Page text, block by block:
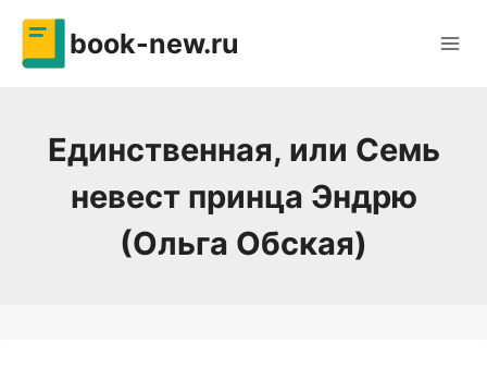
Перейти
содержимому
book-new.ru
Единственная, или Семь
невест принца Эндрю
(Ольга Обская)